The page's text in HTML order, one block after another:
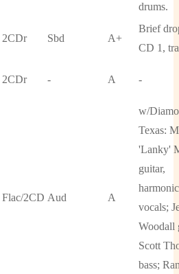
drums.
2CDr Sbd A+
Brief
CD 1,
2CDr - A -
Flac/2CD Aud A
w/
Texas:
'Lanky'
guitar,
vocals;
Woodall
Scott
bass;